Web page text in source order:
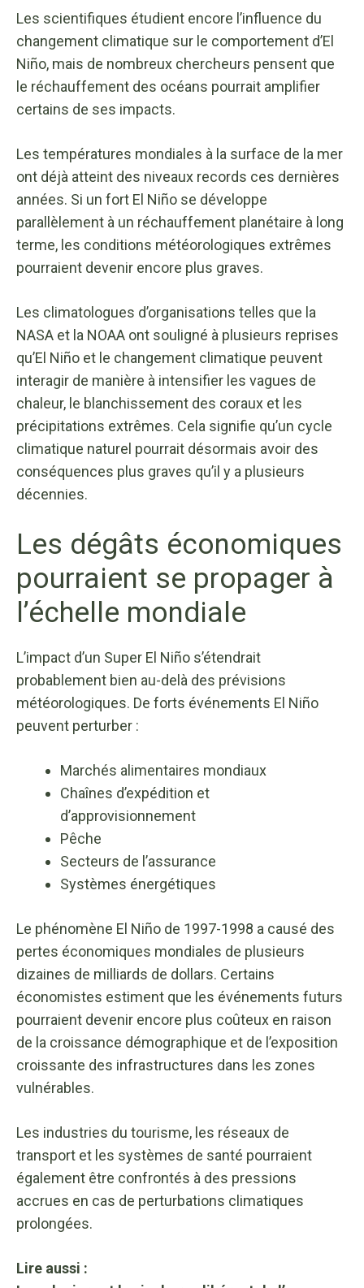
Les scientifiques étudient encore l’influence du
changement climatique sur le comportement d’El
Niño, mais de nombreux chercheurs pensent que
le réchauffement des océans pourrait amplifier
certains de ses impacts.
Les températures mondiales à la surface de la mer
ont déjà atteint des niveaux records ces dernières
années. Si un fort El Niño se développe
parallèlement à un réchauffement planétaire à long
terme, les conditions météorologiques extrêmes
pourraient devenir encore plus graves.
Les climatologues d’organisations telles que la
NASA et la NOAA ont souligné à plusieurs reprises
qu’El Niño et le changement climatique peuvent
interagir de manière à intensifier les vagues de
chaleur, le blanchissement des coraux et les
précipitations extrêmes. Cela signifie qu’un cycle
climatique naturel pourrait désormais avoir des
conséquences plus graves qu’il y a plusieurs
décennies.
Les dégâts économiques
pourraient se propager à
l’échelle mondiale
L’impact d’un Super El Niño s’étendrait
probablement bien au-delà des prévisions
météorologiques. De forts événements El Niño
peuvent perturber :
Marchés alimentaires mondiaux
Chaînes d’expédition et
d’approvisionnement
Pêche
Secteurs de l’assurance
Systèmes énergétiques
Le phénomène El Niño de 1997-1998 a causé des
pertes économiques mondiales de plusieurs
dizaines de milliards de dollars. Certains
économistes estiment que les événements futurs
pourraient devenir encore plus coûteux en raison
de la croissance démographique et de l’exposition
croissante des infrastructures dans les zones
vulnérables.
Les industries du tourisme, les réseaux de
transport et les systèmes de santé pourraient
également être confrontés à des pressions
accrues en cas de perturbations climatiques
prolongées.
Lire aussi :